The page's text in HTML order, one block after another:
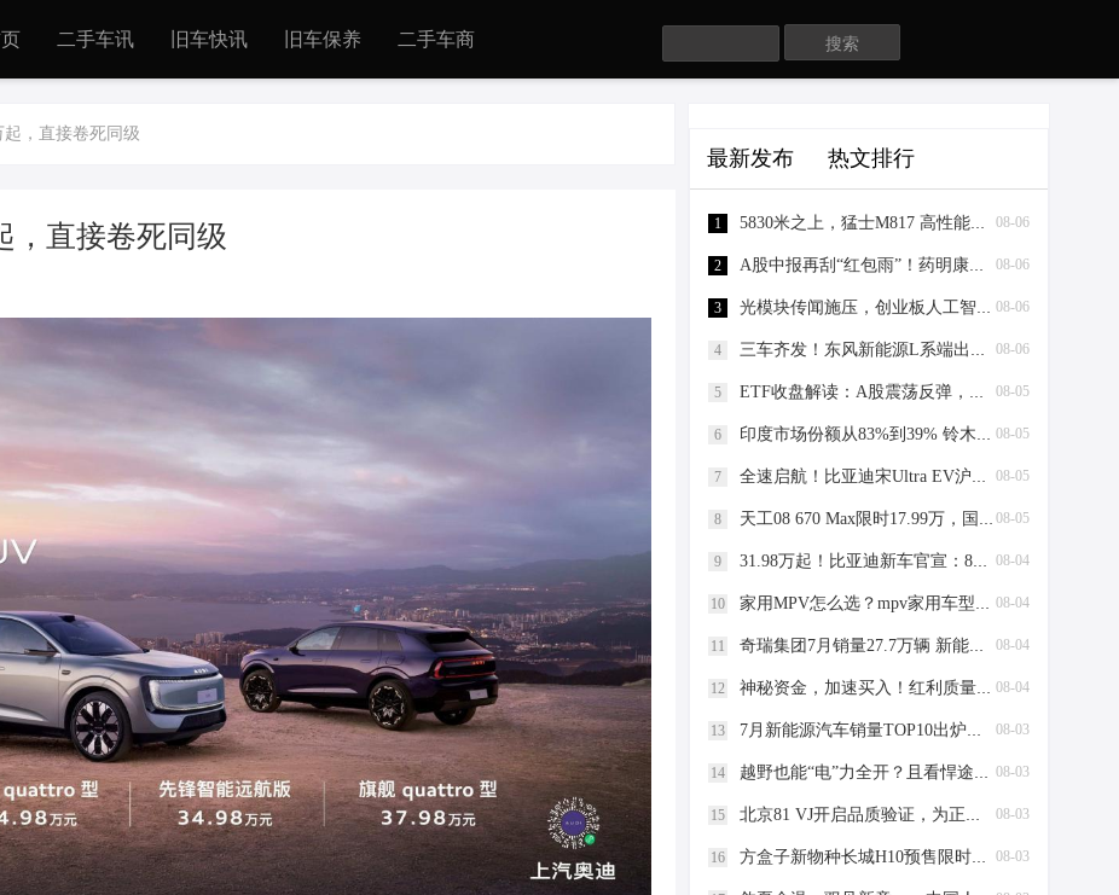
二手车讯 旧车快讯 旧车保养 二手车商
，直接卷死同级
，直接卷死同级
最新发布 热文排行
08-06
1 5830米之上，猛士M817 高性能版与华为乾崑智驾ADS 5证明辅助驾驶没有“禁区”
08-06
2 A股中报再刮“红包雨”！药明康德15亿中期分红超市场预期锚定长期价值
08-06
3 光模块传闻施压，创业板人工智能ETF为何比通信ETF更能抗跌？大票权重+AI应用成关键“减震器”！
08-06
4 三车齐发！东风新能源L系端出满配全“家”福
08-05
5 ETF收盘解读：A股震荡反弹，科技领涨修复
08-05
6 印度市场份额从83%到39% 铃木“失去”的市场正在被5家分食
08-05
7 全速启航！比亚迪宋Ultra EV沪上开启万人交付热潮
08-05
8 天工08 670 Max限时17.99万，国家队下场，这台红旗很能打
08-04
9 31.98万起！比亚迪新车官宣：8月3日开启预售
08-04
10 家用MPV怎么选？mpv家用车型推荐看这4点
08-04
11 奇瑞集团7月销量27.7万辆 新能源近13万辆再创新高
08-04
12 神秘资金，加速买入！红利质量ETF招商(159209)强势5连涨！巨人网络、生益科技、海康威视涨超5%
08-03
13 7月新能源汽车销量TOP10出炉！比亚迪41.9万辆稳居榜首
08-03
14 越野也能“电”力全开？且看悍途PHEV的混动秘籍
08-03
15 北京81 VJ开启品质验证，为正式上市做准备
08-03
16 方盒子新物种长城H10预售限时权益价21.48万元起